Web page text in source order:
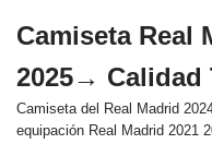
al
contenido
Camiseta Real
2025→ Calidad
Camiseta del Real Madrid
equipación Real Madrid 2021